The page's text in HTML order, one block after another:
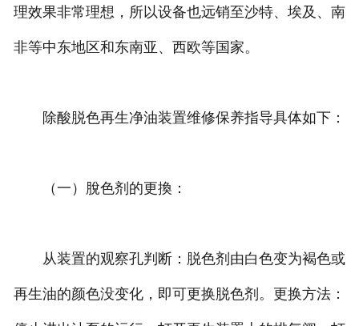
理效果非常理想，所以设备也远销至沙特、埃及、南
非等中东地区和东南亚、西欧等国家。
除酸脱色再生净油装置维修保养指导具体如下：
（一）脫色剂的更換：
从装置的观察孔判断：脱色剂由白色变为褐色或
再生油的颜色没变化，即可更换脱色剂。更换方法：